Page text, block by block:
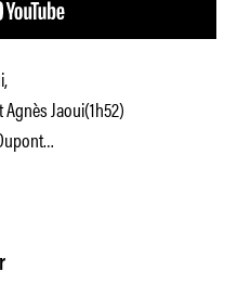
Jaoui(1h52)